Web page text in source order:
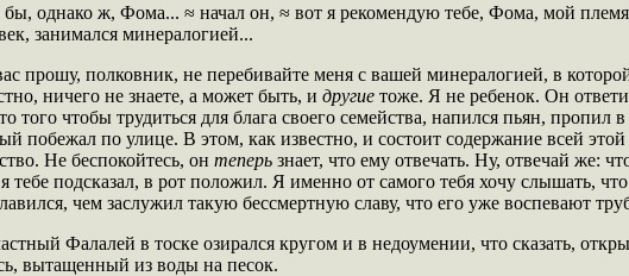
однако ж, Фома... ≈ начал он, ≈ вот я рекомендую тебе, Фома, мой
занимался минералогией...
прошу, полковник, не перебивайте меня с вашей минералогией, в
ничего не знаете, а может быть, и другие тоже. Я не ребенок. Он
того чтобы трудиться для блага своего семейства, напился пьян, пропил
побежал по улице. В этом, как известно, и состоит содержание всей
Не беспокойтесь, он теперь знает, что ему отвечать. Ну, отвечай же:
тебе подсказал, в рот положил. Я именно от самого тебя хочу слышать,
чем заслужил такую бессмертную славу, что его уже воспевают
Фалалей в тоске озирался кругом и в недоумении, что сказать,
вытащенный из воды на песок.